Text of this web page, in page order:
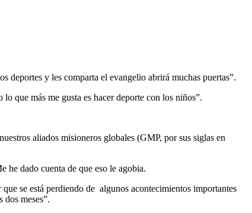
deportes y les comparta el evangelio abrirá muchas puertas”.
que más me gusta es hacer deporte con los niños”.
aliados misioneros globales (GMP, por sus siglas en
he dado cuenta de que eso le agobia.
se está perdiendo de algunos acontecimientos importantes
meses”.